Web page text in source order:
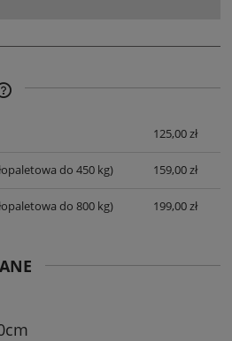
125,00 zł
do 450 kg) 159,00 zł
do 800 kg) 199,00 zł